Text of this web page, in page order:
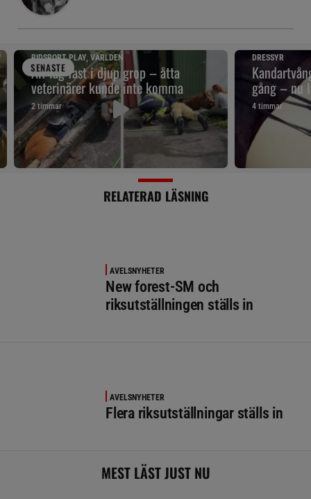
SENASTE
RIDSPORT PLAY, VÄRLDEN
Alf låg fast i djup grop – åtta
veterinärer kunde inte komma
2 timmar
DRESSYR
gång – nu
4 timmar
RELATERAD LÄSNING
AVELSNYHETER
New forest-SM och
riksutställningen ställs in
AVELSNYHETER
Flera riksutställningar ställs in
MEST LÄST JUST NU